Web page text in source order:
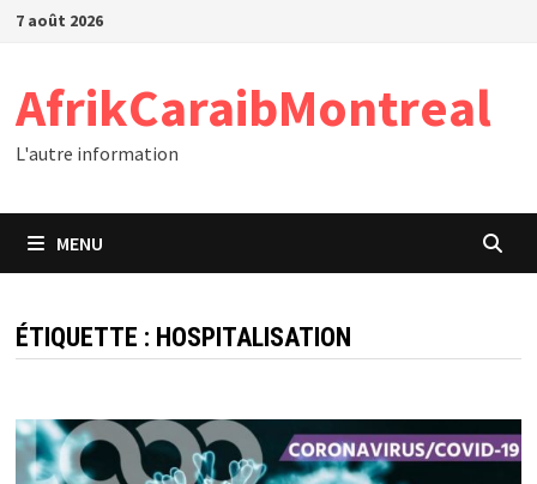
Passer
7 août 2026
AfrikCaraibMontreal
L'autre information
MENU
ÉTIQUETTE : HOSPITALISATION